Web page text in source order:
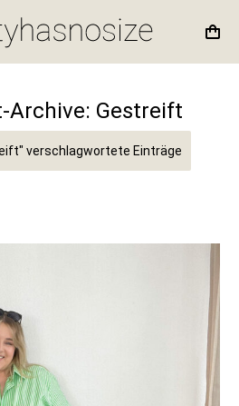
Archive: Gestreift
verschlagwortete Einträge